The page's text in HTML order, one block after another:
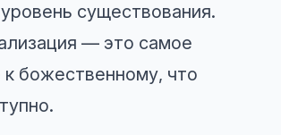
существования.
— это самое
к божественному, что